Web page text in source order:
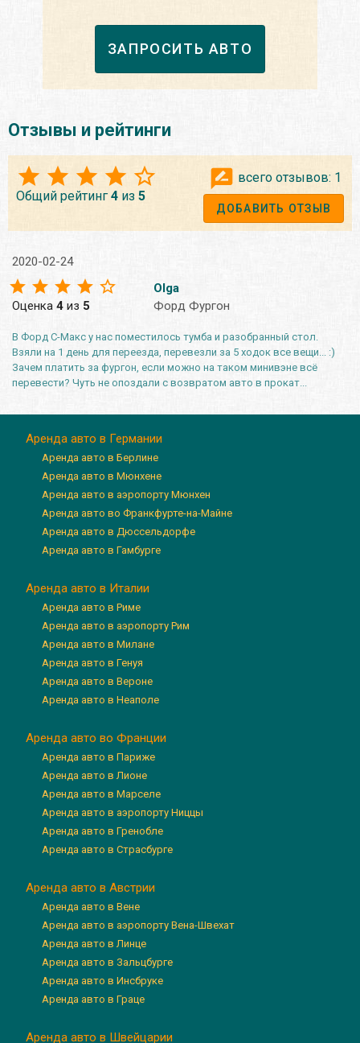
ЗАПРОСИТЬ АВТО
Отзывы и рейтинги
Общий рейтинг 4 из 5
всего отзывов: 1
ДОБАВИТЬ ОТЗЫВ
2020-02-24
Оценка 4 из 5
Olga
Форд Фургон
В Форд С-Макс у нас поместилось тумба и разобранный стол.
Взяли на 1 день для переезда, перевезли за 5 ходок все вещи... :)
Зачем платить за фургон, если можно на таком минивэне всё
перевести? Чуть не опоздали с возвратом авто в прокат...
Аренда авто в Германии
Аренда авто в Берлине
Аренда авто в Мюнхене
Аренда авто в аэропорту Мюнхен
Аренда авто во Франкфурте-на-Майне
Аренда авто в Дюссельдорфе
Аренда авто в Гамбурге
Аренда авто в Италии
Аренда авто в Риме
Аренда авто в аэропорту Рим
Аренда авто в Милане
Аренда авто в Генуя
Аренда авто в Вероне
Аренда авто в Неаполе
Аренда авто во Франции
Аренда авто в Париже
Аренда авто в Лионе
Аренда авто в Марселе
Аренда авто в аэропорту Ниццы
Аренда авто в Гренобле
Аренда авто в Страсбурге
Аренда авто в Австрии
Аренда авто в Вене
Аренда авто в аэропорту Вена-Швехат
Аренда авто в Линце
Аренда авто в Зальцбурге
Аренда авто в Инсбруке
Аренда авто в Граце
Аренда авто в Швейцарии